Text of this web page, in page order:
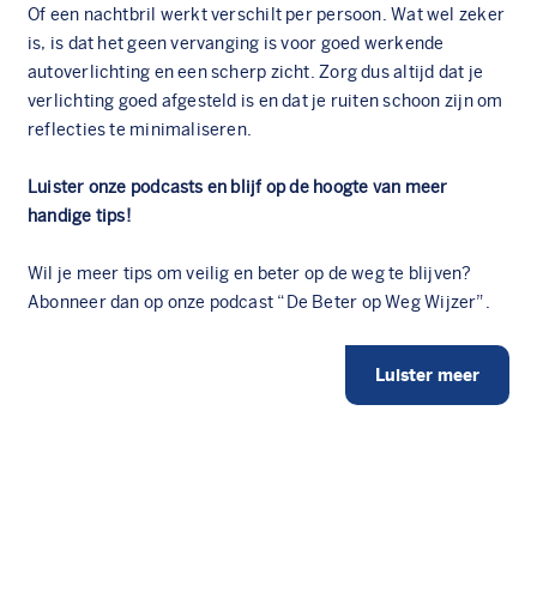
Of een nachtbril werkt verschilt per persoon. Wat wel zeker
is, is dat het geen vervanging is voor goed werkende
autoverlichting en een scherp zicht. Zorg dus altijd dat je
verlichting goed afgesteld is en dat je ruiten schoon zijn om
reflecties te minimaliseren.
Luister onze podcasts en blijf op de hoogte van meer
handige tips!
Wil je meer tips om veilig en beter op de weg te blijven?
Abonneer dan op onze podcast “De Beter op Weg Wijzer”.
Luister meer